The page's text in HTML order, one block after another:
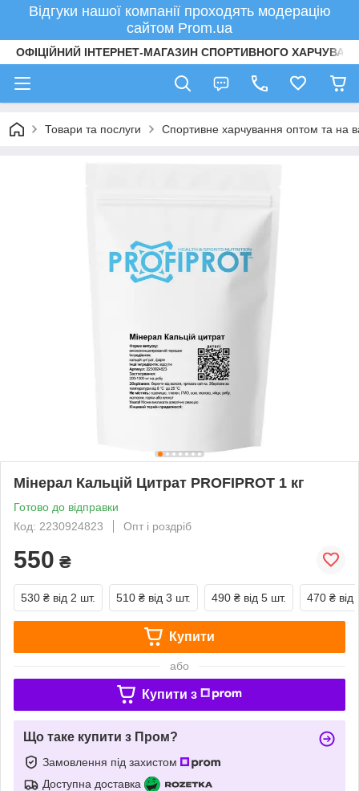
Відгуки нашої компанії проходять модерацію
сайтом Prom.ua
ОФІЦІЙНИЙ ІНТЕРНЕТ-МАГАЗИН СПОРТИВНОГО
Товари та послуги Спортивне харчування оптом та на
Мінерал Кальцій Цитрат PROFIPROT 1 кг
Готово до відправки
Код: 2230924823
Опт і роздріб
550 ₴
530 ₴ від 2 шт. 510 ₴ від 3 шт. 490 ₴ від 5 шт. 470 ₴ від
Купити
або
Купити з
Що таке купити з Пром?
Замовлення під захистом
Доступна доставка